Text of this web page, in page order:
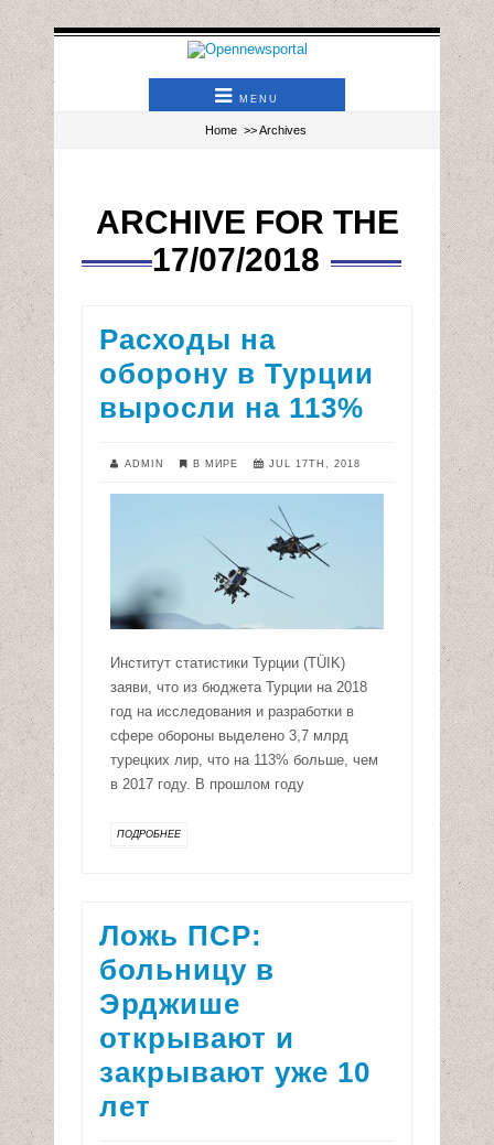
MENU
Home >> Archives
ARCHIVE FOR THE
17/07/2018
Расходы на
оборону в Турции
выросли на 113%
ADMIN В МИРЕ JUL 17TH, 2018
Институт статистики Турции (TÜIK)
заяви, что из бюджета Турции на 2018
год на исследования и разработки в
сфере обороны выделено 3,7 млрд
турецких лир, что на 113% больше, чем
в 2017 году. В прошлом году
ПОДРОБНЕЕ
Ложь ПСР:
больницу в
Эрджише
открывают и
закрывают уже 10
лет